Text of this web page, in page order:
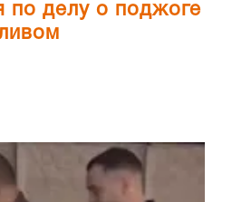
по делу о поджоге